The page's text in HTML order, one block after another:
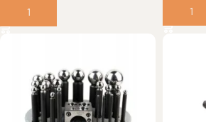
Lisa korvi Lisa korvi